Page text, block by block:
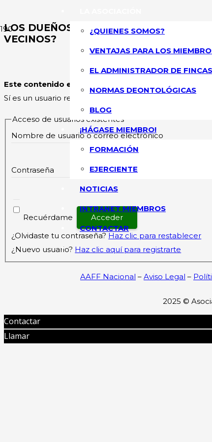
¿QUIENES SOMOS?
VENTAJAS PARA LOS
EL ADMINISTRADOR DE
NORMAS DEONTOLÓGICAS
BLOG
¡HÁGASE MIEMBRO!
FORMACIÓN
EJERCIENTE
NOTICIAS
INTRANET MIEMBROS
CONTACTAR
LOS DUEÑOS DE LOCALES, ¿TIENEN
VECINOS?
ASOCIACIÓN
Este contenido esta restringido
y su acceso solo
Sí es un usuario registrado, por favor inicie sesión.
Acceso de usuarios existentes
Nombre de usuario o correo electrónico
Contraseña
Recuérdame
¿Olvidaste tu contraseña? Haz clic para restablecer
¿Nuevo usuario? Haz clic aquí para registrarte
AAFF Nacional – Aviso Legal –
2025 ©
Contactar
Llamar